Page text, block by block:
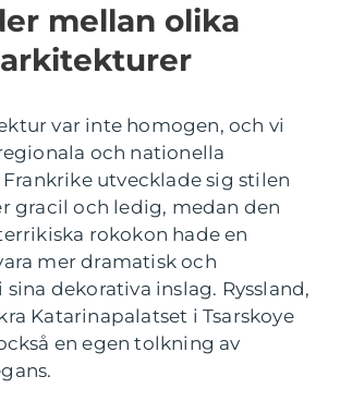
mellan olika
var inte homogen, och vi
och nationella
utvecklade sig stilen
gracil och ledig, medan den
rokokon hade en
mer dramatisk och
dekorativa inslag. Ryssland,
Katarinapalatset i Tsarskoye
en egen tolkning av